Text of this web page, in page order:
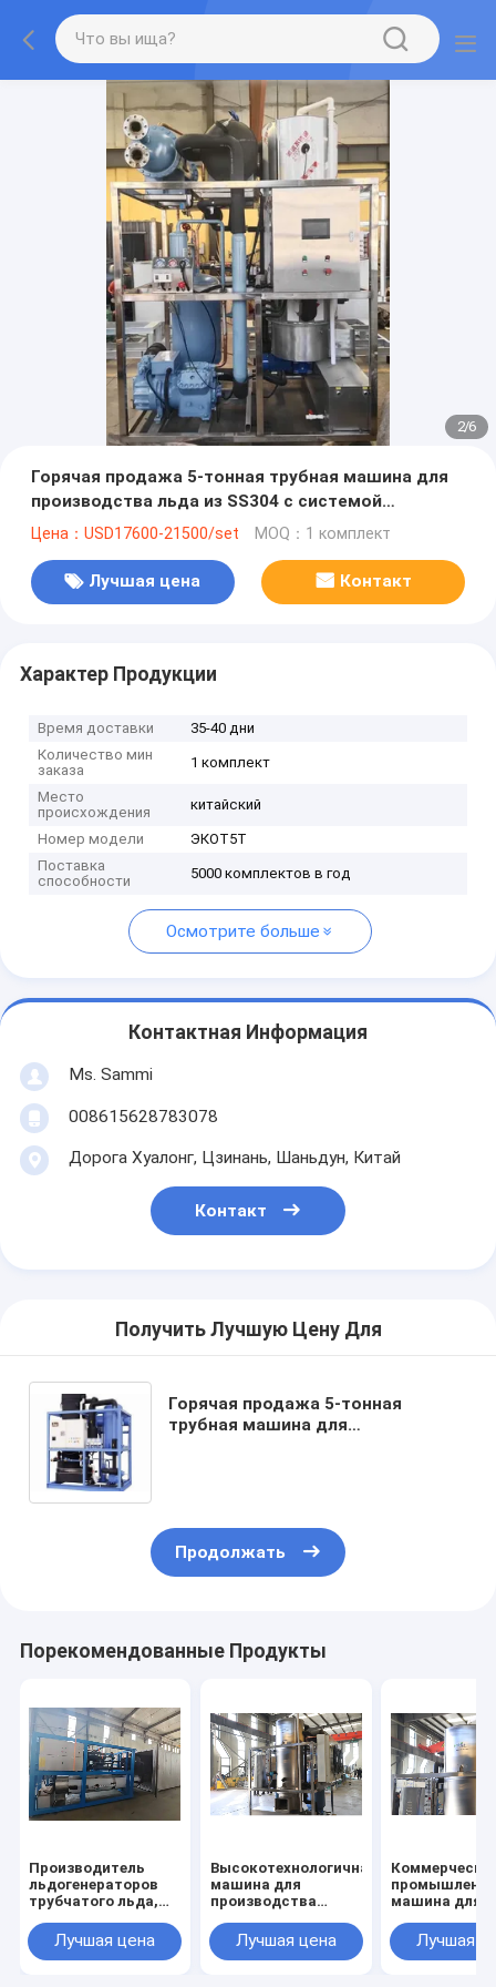
2/6
Горячая продажа 5-тонная трубная машина для
производства льда из SS304 с системой
управления PLC для охлаждения и
Цена：USD17600-21500/set MOQ：1 комплект
Лучшая цена Контакт
Характер Продукции
Время доставки
35-40 дни
Количество мин
заказа
1 комплект
Место
происхождения
китайский
Номер модели
ЭКОТ5Т
Поставка
способности
5000 комплектов в год
Осмотрите больше
Контактная Информация
Ms. Sammi
008615628783078
Дорога Хуалонг, Цзинань, Шаньдун, Китай
Контакт
Получить Лучшую Цену Для
Горячая продажа 5-тонная
трубная машина для
Продолжать
Порекомендованные Продукты
Производитель
льдогенераторов
трубчатого льда,
льдогенератор
трубчатого льда
Лучшая цена
Высокотехнологичная
машина для
производства
Ecoice на 10 тонн с
сертификатом CE,
Лучшая цена
машина для
для льда
Лучшая